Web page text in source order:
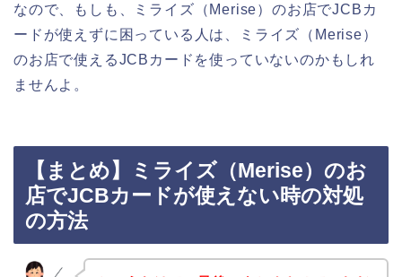
なので、もしも、ミライズ（Merise）のお店でJCBカ
ードが使えずに困っている人は、ミライズ（Merise）
のお店で使えるJCBカードを使っていないのかもしれ
ませんよ。
【まとめ】ミライズ（Merise）のお
店でJCBカードが使えない時の対処
の方法